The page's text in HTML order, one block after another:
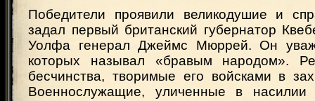
Победители проявили великодушие и
задал первый британский губернатор
Уолфа генерал Джеймс Мюррей. Он
которых называл «бравым народом».
бесчинства, творимые его войсками в
Военнослужащие, уличенные в